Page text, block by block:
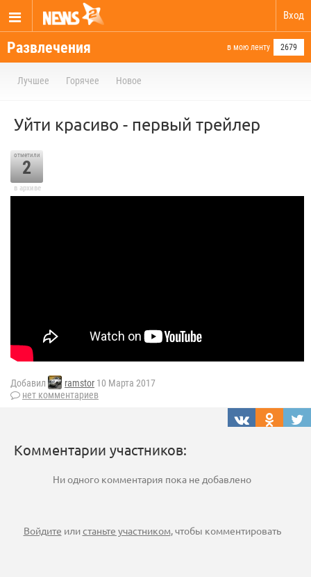
Вход
Развлечения в мою ленту 2679
Лучшее Горячее Новое
Уйти красиво - первый трейлер
отметили
2
в архиве
Добавил ramstor 10 Марта 2017
нет комментариев
Комментарии участников:
Ни одного комментария пока не добавлено
Войдите илистаньте участником, чтобы комментировать